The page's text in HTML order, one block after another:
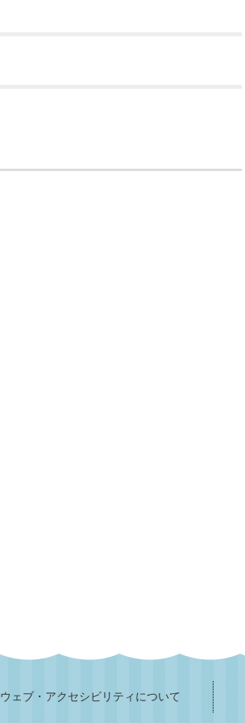
ウェブ・アクセシビリティについて